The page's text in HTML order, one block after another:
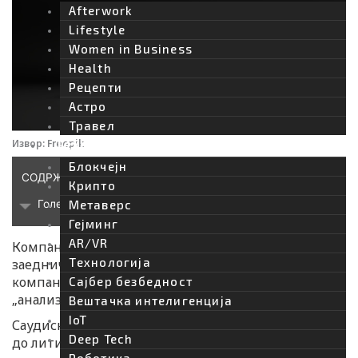
Afterwork
Lifestyle
Women in Business
Health
Рецепти
Астро
Травел
Технологија
Блокчејн
Крипто
Метаверс
Гејминг
AR/VR
Tехнологија
Сајбер безбедност
Вештачка интелигенција
IoT
Deep Tech
Извор: Freepik
СОДРЖИНА
Голем проект за екстракција на литиум
Компанијата Manara, која е формирана со
заедничко вложување на државната рударска
компанија Ma’aden и Фондот за јавни инвестиции,
„анализира различни опции“, рече Алкхорајф.
Саудиска Арабија работи на обезбедување пристап
до литиум и други минерали со цел да стане